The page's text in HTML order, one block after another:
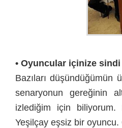
• Oyuncular içinize sindi
Bazıları
senaryonun gereğinin
izlediğim için biliyorum.
Yeşilçay eşsiz bir oyuncu.